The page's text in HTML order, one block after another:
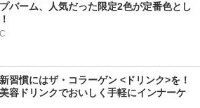
バーム、人気だった限定2色が定番色とし
習慣にはザ・コラーゲン <ドリンク>を！
容ドリンクでおいしく手軽にインナーケ